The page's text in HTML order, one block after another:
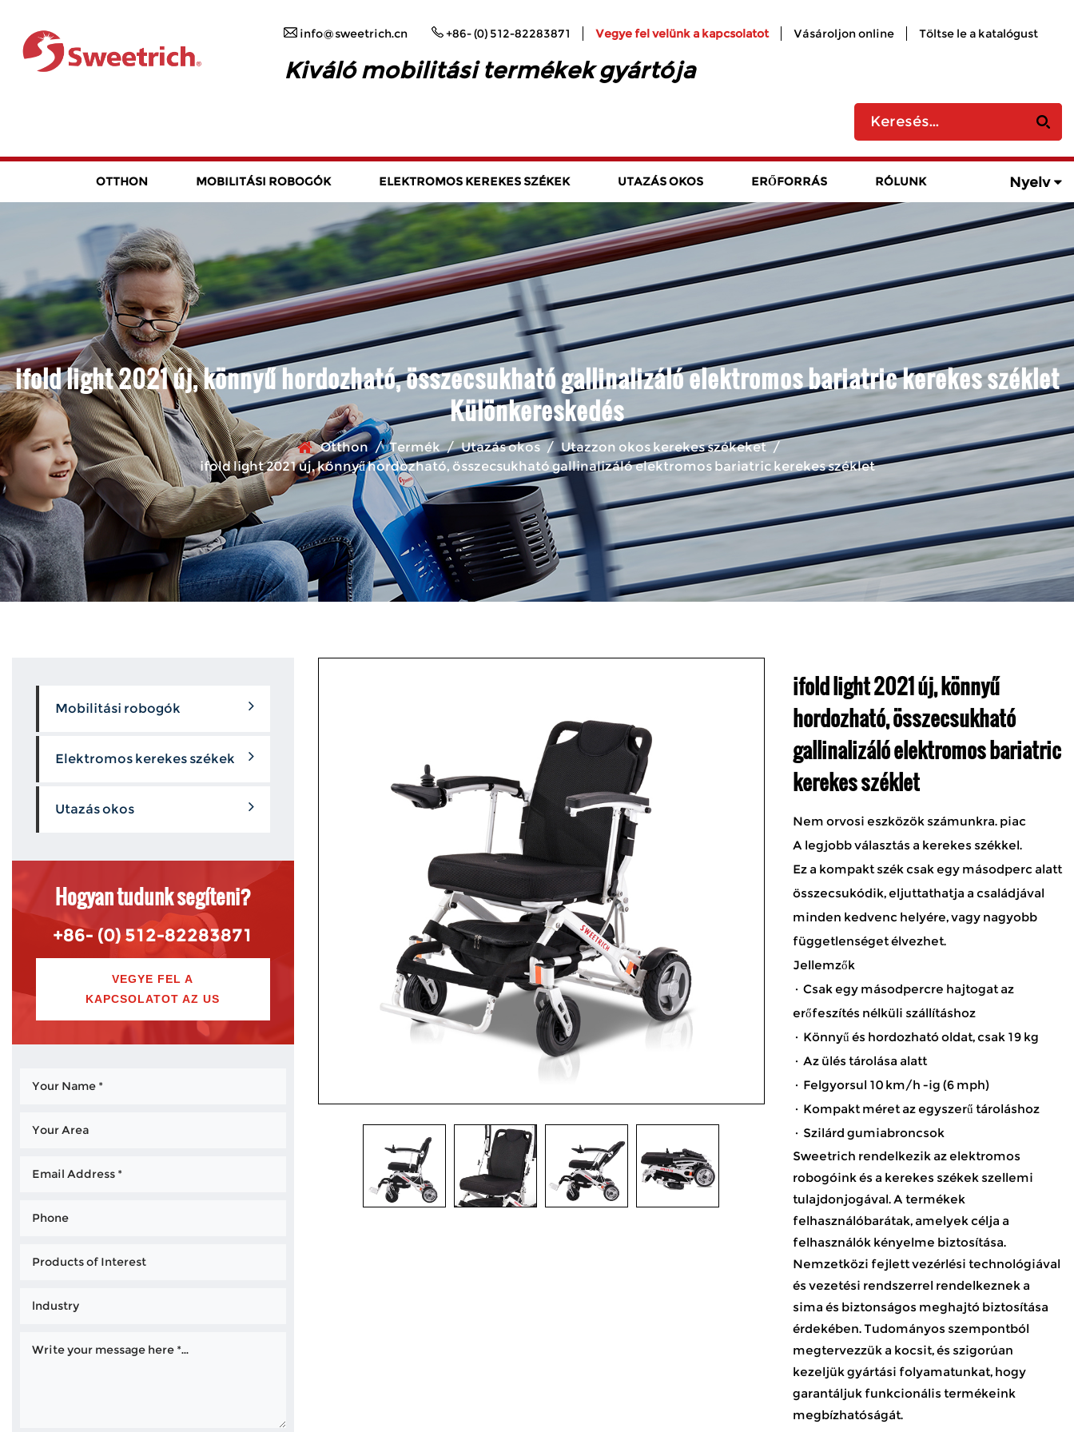
info@sweetrich.cn +86- (0) 512-82283871 Vegye fel velünk a kapcsolatot Vásároljon online Töltse le a katalógust
Kiváló mobilitási termékek gyártója
OTTHON MOBILITÁSI ROBOGÓK ELEKTROMOS KEREKES SZÉKEK UTAZÁS OKOS ERŐFORRÁS RÓLUNK Nyelv
ifold light 2021 új, könnyű hordozható, összecsukható gallinalizáló elektromos bariatric kerekes széklet
Különkereskedés
Otthon / Termék / Utazás okos / Utazzon okos kerekes székeket /
ifold light 2021 új, könnyű hordozható, összecsukható gallinalizáló elektromos bariatric kerekes széklet
Mobilitási robogók
Elektromos kerekes székek
Utazás okos
Hogyan tudunk segíteni?
+86- (0) 512-82283871
VEGYE FEL A
KAPCSOLATOT AZ US
ifold light 2021 új, könnyű
hordozható, összecsukható
gallinalizáló elektromos bariatric
kerekes széklet
Nem orvosi eszközök számunkra. piac
A legjobb választás a kerekes székkel.
Ez a kompakt szék csak egy másodperc alatt
összecsukódik, eljuttathatja a családjával
minden kedvenc helyére, vagy nagyobb
függetlenséget élvezhet.
Jellemzők
· Csak egy másodpercre hajtogat az
erőfeszítés nélküli szállításhoz
· Könnyű és hordozható oldat, csak 19 kg
· Az ülés tárolása alatt
· Felgyorsul 10 km/h -ig (6 mph)
· Kompakt méret az egyszerű tároláshoz
· Szilárd gumiabroncsok
Sweetrich rendelkezik az elektromos
robogóink és a kerekes székek szellemi
tulajdonjogával. A termékek
felhasználóbarátak, amelyek célja a
felhasználók kényelme biztosítása.
Nemzetközi fejlett vezérlési technológiával
és vezetési rendszerrel rendelkeznek a
sima és biztonságos meghajtó biztosítása
érdekében. Tudományos szempontból
megtervezzük a kocsit, és szigorúan
kezeljük gyártási folyamatunkat, hogy
garantáljuk funkcionális termékeink
megbízhatóságát.